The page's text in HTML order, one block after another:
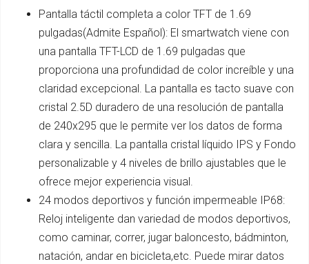
Pantalla táctil completa a color TFT de 1.69
pulgadas(Admite Español): El smartwatch viene con
una pantalla TFT-LCD de 1.69 pulgadas que
proporciona una profundidad de color increíble y una
claridad excepcional. La pantalla es tacto suave con
cristal 2.5D duradero de una resolución de pantalla
de 240x295 que le permite ver los datos de forma
clara y sencilla. La pantalla cristal líquido IPS y Fondo
personalizable y 4 niveles de brillo ajustables que le
ofrece mejor experiencia visual.
24 modos deportivos y función impermeable IP68:
Reloj inteligente dan variedad de modos deportivos,
como caminar, correr, jugar baloncesto, bádminton,
natación, andar en bicicleta,etc. Puede mirar datos